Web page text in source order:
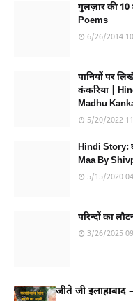
गुलज़ार की 10
Poems
6/26/2014
पानियों पर
कंकरिया |
Madhu
5/20/2022
Hindi Story:
Maa By
5/15/2020
परिन्दों का
3/26/2025
जीते जी इलाहाबाद